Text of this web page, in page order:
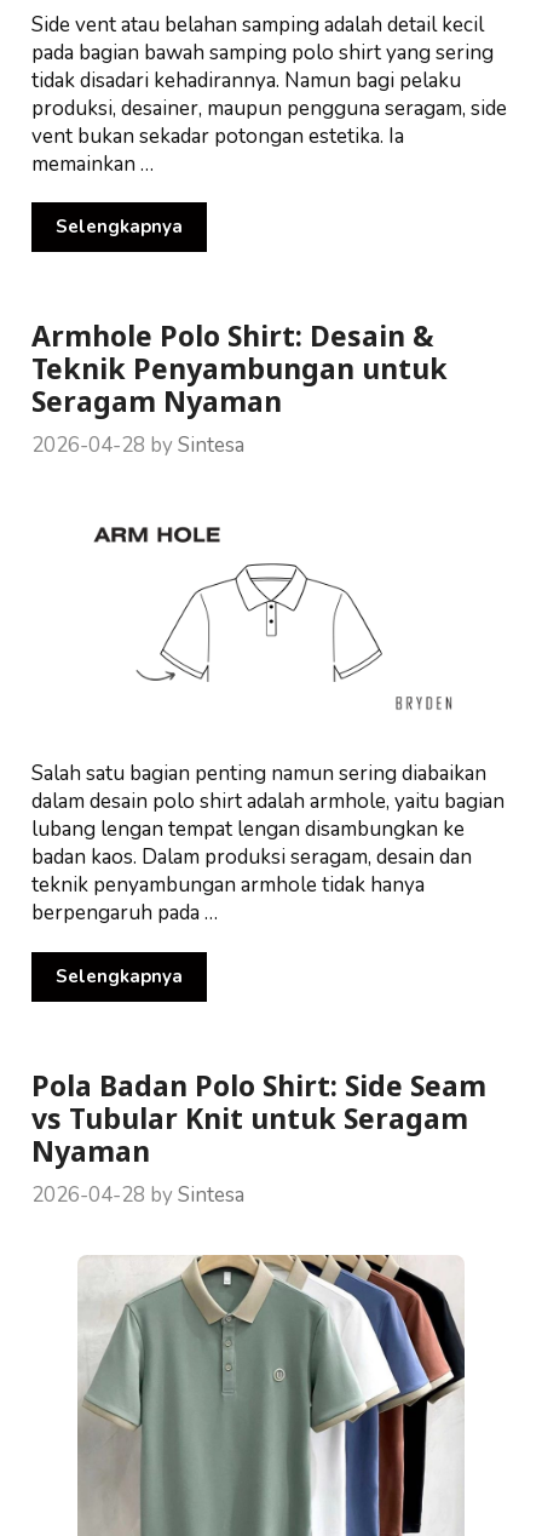
Side vent atau belahan samping adalah detail kecil
pada bagian bawah samping polo shirt yang sering
tidak disadari kehadirannya. Namun bagi pelaku
produksi, desainer, maupun pengguna seragam, side
vent bukan sekadar potongan estetika. Ia
memainkan …
Selengkapnya
Armhole Polo Shirt: Desain &
Teknik Penyambungan untuk
Seragam Nyaman
2026-04-28 bySintesa
Salah satu bagian penting namun sering diabaikan
dalam desain polo shirt adalah armhole, yaitu bagian
lubang lengan tempat lengan disambungkan ke
badan kaos. Dalam produksi seragam, desain dan
teknik penyambungan armhole tidak hanya
berpengaruh pada …
Selengkapnya
Pola Badan Polo Shirt: Side Seam
vs Tubular Knit untuk Seragam
Nyaman
2026-04-28 bySintesa